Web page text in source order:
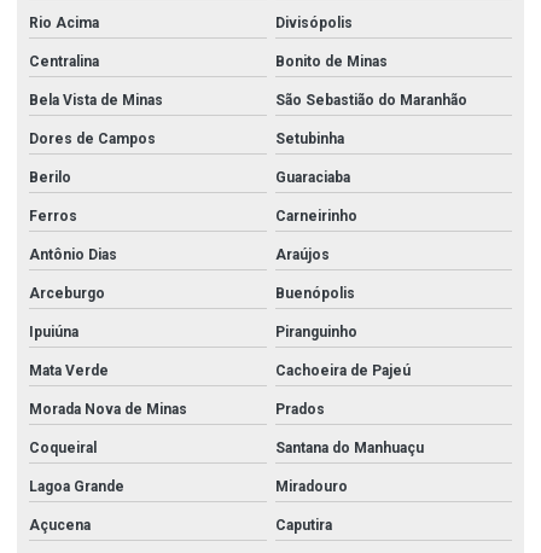
Rio Acima Divisópolis
Centralina Bonito de Minas
Bela Vista de Minas São Sebastião do Maranhão
Dores de Campos Setubinha
Berilo Guaraciaba
Ferros Carneirinho
Antônio Dias Araújos
Arceburgo Buenópolis
Ipuiúna Piranguinho
Mata Verde Cachoeira de Pajeú
Morada Nova de Minas Prados
Coqueiral Santana do Manhuaçu
Lagoa Grande Miradouro
Açucena Caputira